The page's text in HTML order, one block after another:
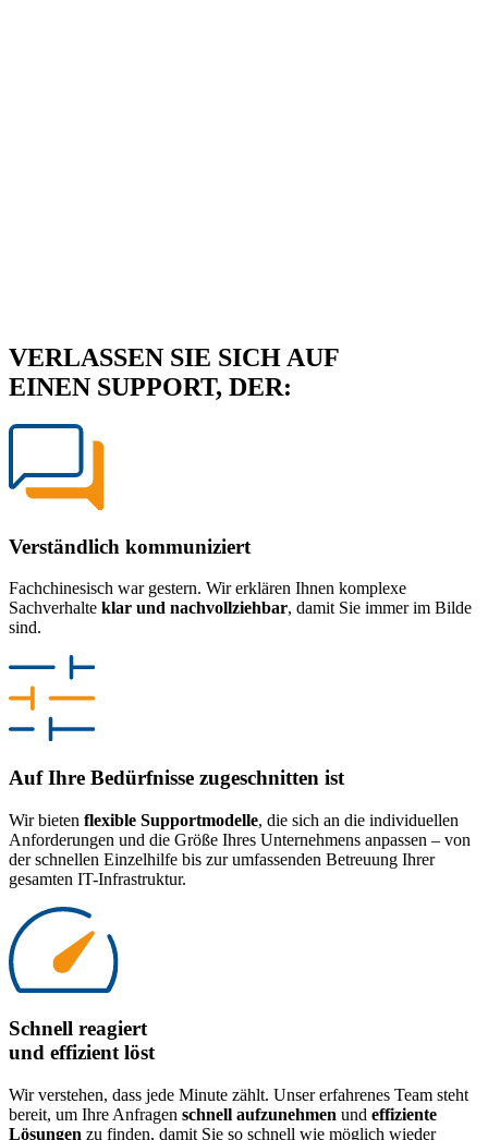
VERLASSEN SIE SICH AUF
EINEN SUPPORT, DER:
Verständlich kommuniziert
Fachchinesisch war gestern. Wir erklären Ihnen komplexe
Sachverhalte klar und nachvollziehbar, damit Sie immer im Bilde
sind.
Auf Ihre Bedürfnisse zugeschnitten ist
Wir bieten flexible Supportmodelle, die sich an die individuellen
Anforderungen und die Größe Ihres Unternehmens anpassen – von
der schnellen Einzelhilfe bis zur umfassenden Betreuung Ihrer
gesamten IT-Infrastruktur.
Schnell reagiert
und effizient löst
Wir verstehen, dass jede Minute zählt. Unser erfahrenes Team steht
bereit, um Ihre Anfragen schnell aufzunehmen und effiziente
Lösungen zu finden, damit Sie so schnell wie möglich wieder